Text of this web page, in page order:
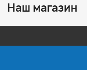
Наш магазин